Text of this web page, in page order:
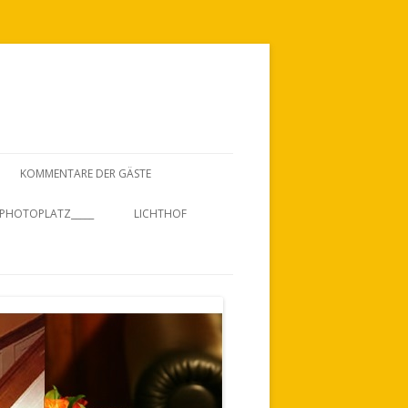
KOMMENTARE DER GÄSTE
PHOTOPLATZ_____ LICHTHOF